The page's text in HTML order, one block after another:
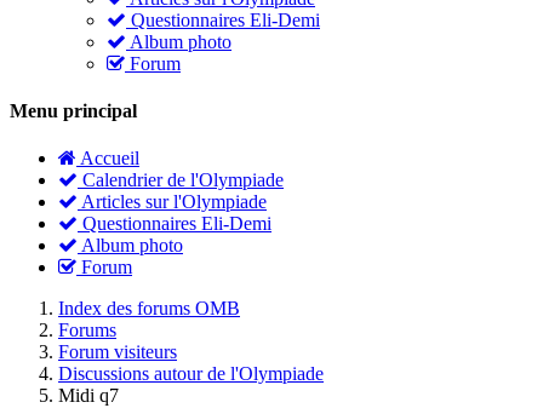
Questionnaires Eli-Demi
Album photo
Forum
Menu principal
Accueil
Calendrier de l'Olympiade
Articles sur l'Olympiade
Questionnaires Eli-Demi
Album photo
Forum
Index des forums OMB
Forums
Forum visiteurs
Discussions autour de l'Olympiade
Midi q7